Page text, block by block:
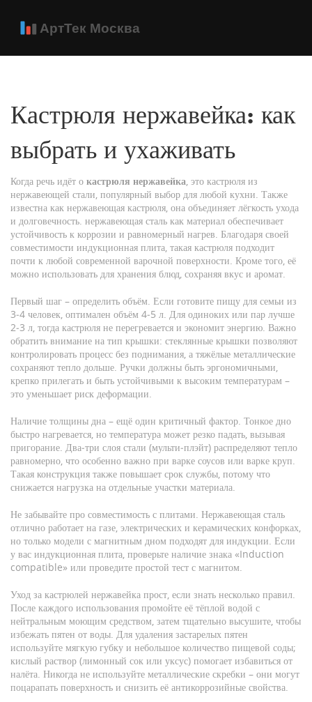
Кастрюля нержавейка: как
выбрать и ухаживать
Когда речь идёт о кастрюля нержавейка, это кастрюля из
нержавеющей стали, популярный выбор для любой кухни. Также
известна как нержавеющая кастрюля, она объединяет лёгкость ухода
и долговечность. нержавеющая сталь как материал обеспечивает
устойчивость к коррозии и равномерный нагрев. Благодаря своей
совместимости индукционная плита, такая кастрюля подходит
почти к любой современной варочной поверхности. Кроме того, её
можно использовать для хранения блюд, сохраняя вкус и аромат.
Первый шаг – определить объём. Если готовите пищу для семьи из
3‑4 человек, оптимален объём 4‑5 л. Для одиноких или пар лучше
2‑3 л, тогда кастрюля не перегревается и экономит энергию. Важно
обратить внимание на тип крышки: стеклянные крышки позволяют
контролировать процесс без поднимания, а тяжёлые металлические
сохраняют тепло дольше. Ручки должны быть эргономичными,
крепко прилегать и быть устойчивыми к высоким температурам –
это уменьшает риск деформации.
Наличие толщины дна – ещё один критичный фактор. Тонкое дно
быстро нагревается, но температура может резко падать, вызывая
пригорание. Два‑три слоя стали (мульти‑плэйт) распределяют тепло
равномерно, что особенно важно при варке соусов или варке круп.
Такая конструкция также повышает срок службы, потому что
снижается нагрузка на отдельные участки материала.
Не забывайте про совместимость с плитами. Нержавеющая сталь
отлично работает на газе, электрических и керамических конфорках,
но только модели с магнитным дном подходят для индукции. Если
у вас индукционная плита, проверьте наличие знака «Induction
compatible» или проведите простой тест с магнитом.
Уход за кастрюлей нержавейка прост, если знать несколько правил.
После каждого использования промойте её тёплой водой с
нейтральным моющим средством, затем тщательно высушите, чтобы
избежать пятен от воды. Для удаления застарелых пятен
используйте мягкую губку и небольшое количество пищевой соды;
кислый раствор (лимонный сок или уксус) помогает избавиться от
налёта. Никогда не используйте металлические скребки – они могут
поцарапать поверхность и снизить её антикоррозийные свойства.